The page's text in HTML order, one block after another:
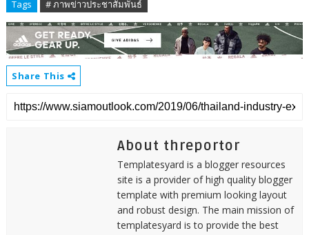
Tags # ภาพข่าวประชาสัมพันธ์
Share This
About threportor
Templatesyard is a blogger resources
site is a provider of high quality blogger
template with premium looking layout
and robust design. The main mission of
templatesyard is to provide the best